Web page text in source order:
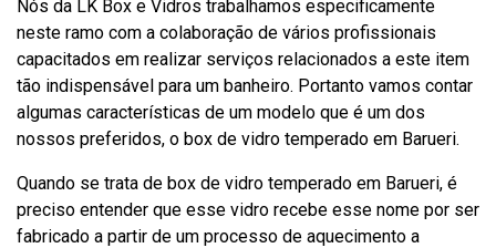
Nós da LK Box e Vidros trabalhamos especificamente
neste ramo com a colaboração de vários profissionais
capacitados em realizar serviços relacionados a este item
tão indispensável para um banheiro. Portanto vamos contar
algumas características de um modelo que é um dos
nossos preferidos, o box de vidro temperado em Barueri.
Quando se trata de box de vidro temperado em Barueri, é
preciso entender que esse vidro recebe esse nome por ser
fabricado a partir de um processo de aquecimento a